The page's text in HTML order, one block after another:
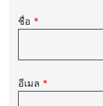
ชื่อ *
อีเมล *